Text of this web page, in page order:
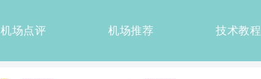
机场点评 机场推荐 技术教程